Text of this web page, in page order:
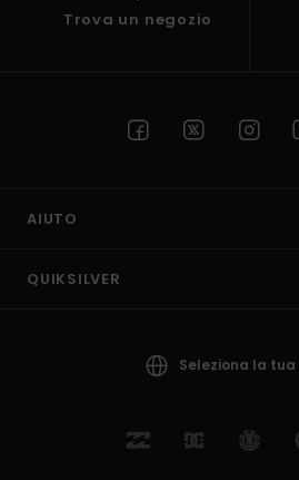
Trova un negozio
AIUTO
QUIKSILVER
Seleziona la tua